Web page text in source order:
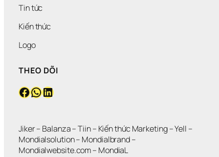
Tin tức
Kiến thức
Logo
THEO DÕI
Facebook WhatsApp LinkedIn
Jiker – Balanza – Tiin – Kiến thức Marketing – Yell
Mondialsolution – Mondialbrand
Mondialwebsite.com – MondiaL